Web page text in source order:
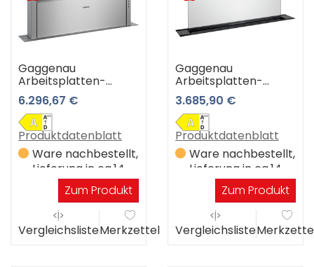
Gaggenau
Arbeitsplatten-
Dunstabzugshaube
AL 400192 (Edelstahl)
3 Jahre
Premiumshop
Garantie
6.296,67 €
Produktdatenblatt
Ware nachbestellt,
Lieferung in ca.14
Werktagen
Zum Produkt
VergleichslisteMerkzettel
Gaggenau
Arbeitsplatten-
Dunstabzugshaube
AL 200190 (schwarz)
3 Jahre
Premiumshop
Garantie
3.685,90 €
Produktdatenblatt
Ware nachbestellt,
Lieferung in ca.14
Werktagen
Zum Produkt
Vergleichsliste